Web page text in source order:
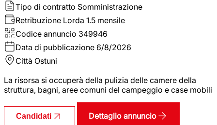
Tipo di contratto Somministrazione
Retribuzione Lorda 1.5 mensile
Codice annuncio 349946
Data di pubblicazione 6/8/2026
Città Ostuni
La risorsa si occuperà della pulizia delle camere della
struttura, bagni, aree comuni del campeggio e case mobili
Candidati Dettaglio annuncio